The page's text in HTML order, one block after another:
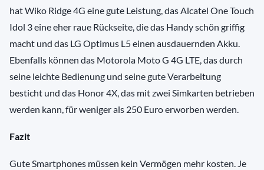
hat Wiko Ridge 4G eine gute Leistung, das Alcatel One Touch
Idol 3 eine eher raue Rückseite, die das Handy schön griffig
macht und das LG Optimus L5 einen ausdauernden Akku.
Ebenfalls können das Motorola Moto G 4G LTE, das durch
seine leichte Bedienung und seine gute Verarbeitung
besticht und das Honor 4X, das mit zwei Simkarten betrieben
werden kann, für weniger als 250 Euro erworben werden.
Fazit
Gute Smartphones müssen kein Vermögen mehr kosten. Je